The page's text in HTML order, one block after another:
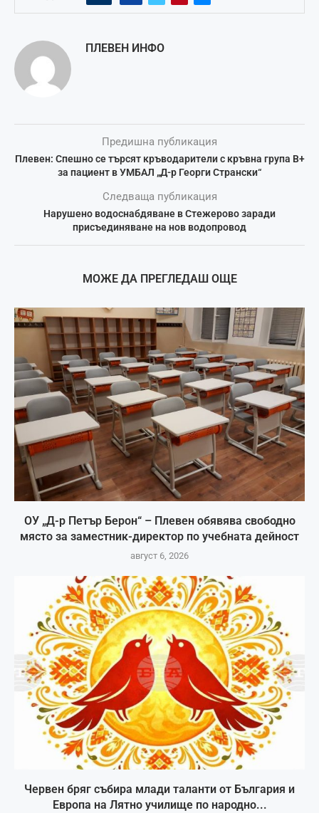
ПЛЕВЕН ИНФО
Предишна публикация
Плевен: Спешно се търсят кръводарители с кръвна група B+
за пациент в УМБАЛ „Д-р Георги Странски“
Следваща публикация
Нарушено водоснабдяване в Стежерово заради
присъединяване на нов водопровод
МОЖЕ ДА ПРЕГЛЕДАШ ОЩЕ
ОУ „Д-р Петър Берон“ – Плевен обявява свободно
място за заместник-директор по учебната дейност
август 6, 2026
Червен бряг събира млади таланти от България и
Европа на Лятно училище по народно...